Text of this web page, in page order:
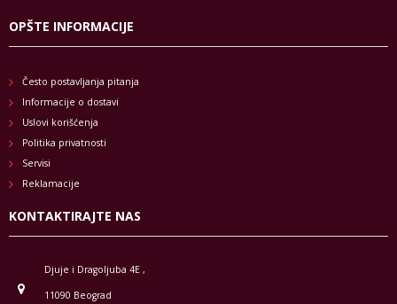
OPŠTE INFORMACIJE
Često postavljanja pitanja
Informacije o dostavi
Uslovi korišćenja
Politika privatnosti
Servisi
Reklamacije
KONTAKTIRAJTE NAS
Djuje i Dragoljuba 4E ,
11090 Beograd